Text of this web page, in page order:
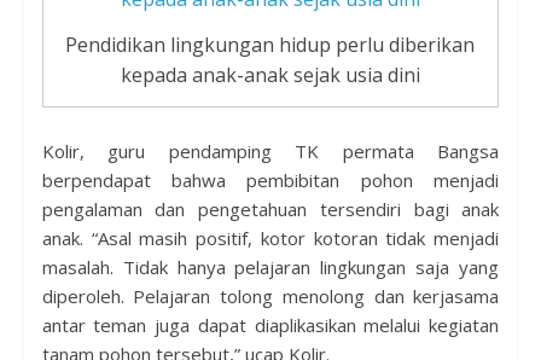
Pendidikan lingkungan hidup perlu diberikan
kepada anak-anak sejak usia dini
Kolir, guru pendamping TK permata Bangsa
berpendapat bahwa pembibitan pohon menjadi
pengalaman dan pengetahuan tersendiri bagi anak
anak. “Asal masih positif, kotor kotoran tidak menjadi
masalah. Tidak hanya pelajaran lingkungan saja yang
diperoleh. Pelajaran tolong menolong dan kerjasama
antar teman juga dapat diaplikasikan melalui kegiatan
tanam pohon tersebut,” ucap Kolir.